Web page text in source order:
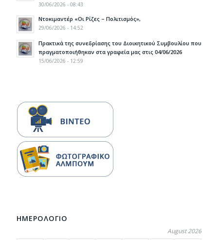
30/06/2026 - 08:43
Ντοκιμαντέρ «Οι Ρίζες – Πολιτισμός»,
29/06/2026 - 14:52
Πρακτικά της συνεδρίασης του Διοικητικού Συμβουλίου που
πραγματοποιήθηκαν στα γραφεία μας στις 04/06/2026
15/06/2026 - 12:59
ΗΜΕΡΟΛΟΓΙΟ
August 2026